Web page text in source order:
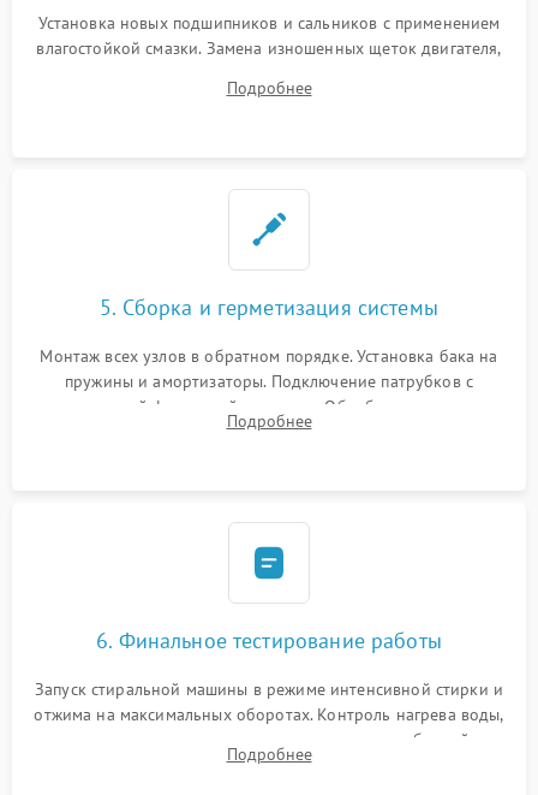
Установка новых подшипников и сальников с применением
влагостойкой смазки. Замена изношенных щеток двигателя,
или поврежденной резиновой манжеты.
Подробнее
5. Сборка и герметизация системы
Монтаж всех узлов в обратном порядке. Установка бака на
пружины и амортизаторы. Подключение патрубков с
надежной фиксацией хомутами. Обработка стыков
герметиком для предотвращения возможных протечек воды.
Подробнее
6. Финальное тестирование работы
Запуск стиральной машины в режиме интенсивной стирки и
отжима на максимальных оборотах. Контроль нагрева воды,
корректности слива, отсутствия излишних вибраций,
посторонних стуков и протечек под корпусом.
Подробнее